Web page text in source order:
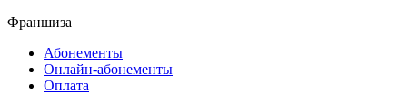
Франшиза
Абонементы
Онлайн-абонементы
Оплата